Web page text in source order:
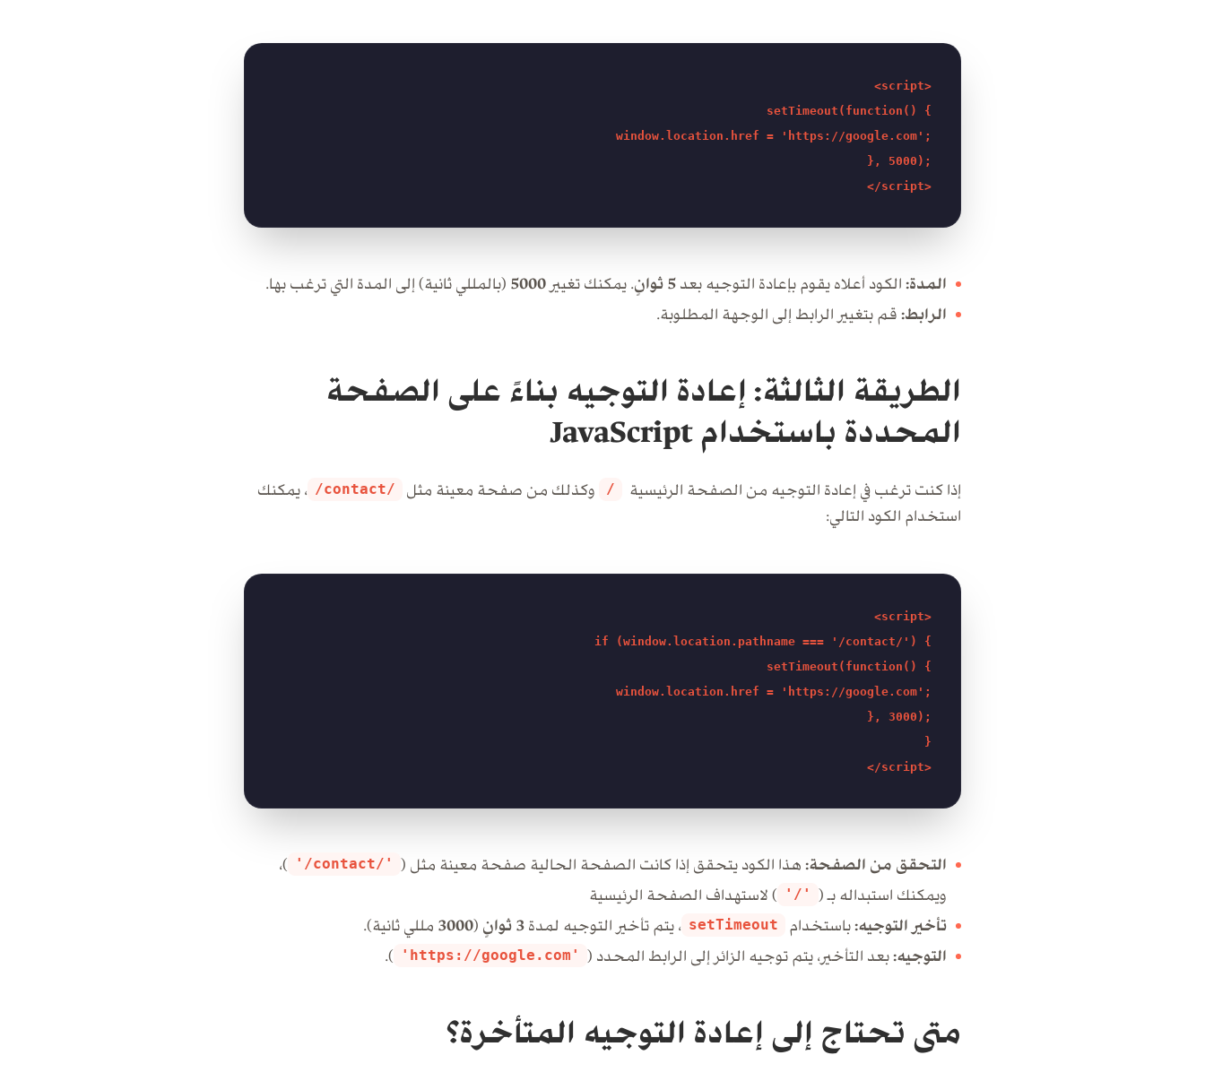
<script>
setTimeout(function() {
window.location.href = 'https://google.com';
}, 5000);
المدة:الكود أعلاه يقوم بإعادة التوجيه بعد5 ثوانٍ . يمكنك تغيير5000 (بالمللي ثانية) إلى المدة التي ترغب بها.
الرابط:قم بتغيير الرابط إلى الوجهة المطلوبة.
الطريقة الثالثة: إعادة التوجيه بناءً على الصفحة
المحددة باستخدام JavaScript
إذا كنت ترغب في إعادة التوجيه من الصفحة الرئيسية / وكذلك من صفحة معينة مثل /contact/
، يمكنك
استخدام الكود التالي:
<script>
if (window.location.pathname === '/contact/') {
    setTimeout(function() {
        window.location.href = 'https://google.com';
    }, 3000);
}
التحقق من الصفحة:هذا الكود يتحقق إذا كانت الصفحة الحالية صفحة معينة مثل ( '/contact/'
)،
ويمكنك استبداله بـ (
'/'
) لاستهداف الصفحة الرئيسية
تأخير التوجيه:باستخدام setTimeout ، يتم تأخير التوجيه لمدة3 ثوانٍ (
3000 مللي ثانية).
التوجيه:بعد التأخير، يتم توجيه الزائر إلى الرابط المحدد ( 'https://google.com'
).
متى تحتاج إلى إعادة التوجيه المتأخرة؟